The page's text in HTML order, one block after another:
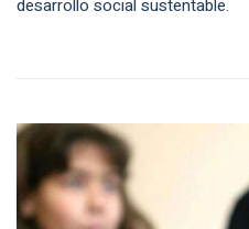
desarrollo social sustentable.